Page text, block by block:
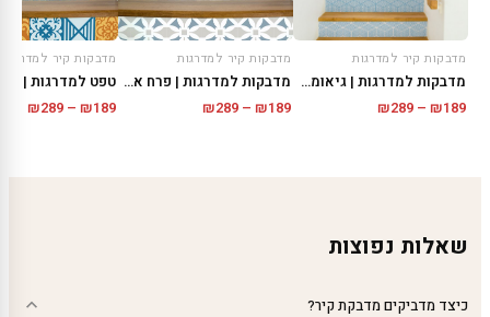
מדבקות קיר למדרגות
מדבקות למדרגות | גיאומטרי
₪189
–
₪289
מדבקות קיר למדרגות
מדבקות למדרגות | פרח אפור
₪189
–
₪289
מדבקות קיר למדרגות
טפט למדרגות |
₪189
–
₪289
שאלות נפוצות
כיצד מדביקים מדבקת קיר?